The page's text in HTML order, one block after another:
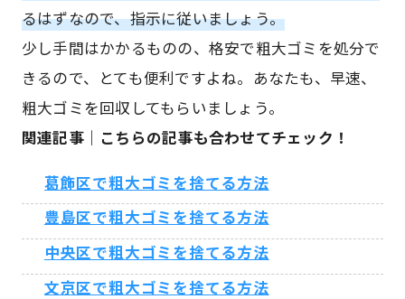
るはずなので、指示に従いましょう。
少し手間はかかるものの、格安で粗大ゴミを処分で
きるので、とても便利ですよね。あなたも、早速、
粗大ゴミを回収してもらいましょう。
関連記事｜こちらの記事も合わせてチェック！
葛飾区で粗大ゴミを捨てる方法
豊島区で粗大ゴミを捨てる方法
中央区で粗大ゴミを捨てる方法
文京区で粗大ゴミを捨てる方法